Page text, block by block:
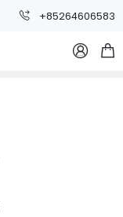
+85264606583
 